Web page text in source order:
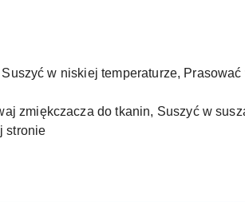
w niskiej temperaturze,
zmiękczacza do tkanin, Suszyć w
stronie